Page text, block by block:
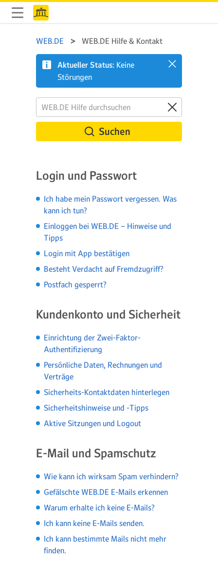
WEB.DE WEB.DE Hilfe & Kontakt
Aktueller Status: Keine
Störungen
Suchen
Login und Passwort
Ich habe mein Passwort vergessen. Was
kann ich tun?
Einloggen bei WEB.DE – Hinweise und
Tipps
Login mit App bestätigen
Besteht Verdacht auf Fremdzugriff?
Postfach gesperrt?
Kundenkonto und Sicherheit
Einrichtung der Zwei-Faktor-
Authentifizierung
Persönliche Daten, Rechnungen und
Verträge
Sicherheits-Kontaktdaten hinterlegen
Sicherheitshinweise und -Tipps
Aktive Sitzungen und Logout
E-Mail und Spamschutz
Wie kann ich wirksam Spam verhindern?
Gefälschte WEB.DE E-Mails erkennen
Warum erhalte ich keine E-Mails?
Ich kann keine E-Mails senden.
Ich kann bestimmte Mails nicht mehr
finden.